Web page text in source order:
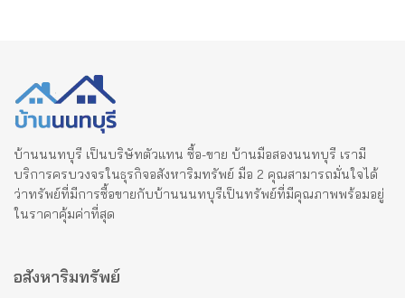
บ้านนนทบุรี เป็นบริษัทตัวแทน ซื้อ-ขาย บ้านมือสองนนทบุรี เรามี
บริการครบวงจรในธุรกิจอสังหาริมทรัพย์ มือ 2 คุณสามารถมั่นใจได้
ว่าทรัพย์ที่มีการซื้อขายกับบ้านนนทบุรีเป็นทรัพย์ที่มีคุณภาพพร้อมอยู่
ในราคาคุ้มค่าที่สุด
อสังหาริมทรัพย์